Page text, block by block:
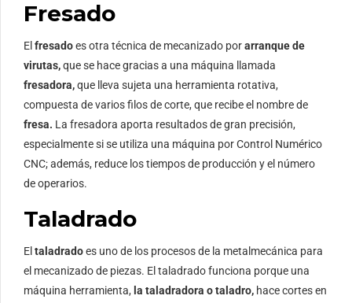
Fresado
El fresadoes otra técnica de mecanizado porarranque de
virutas,que se hace gracias a una máquina llamada
fresadora,que lleva sujeta una herramienta rotativa,
compuesta de varios filos de corte, que recibe el nombre de
fresa. La fresadora aporta resultados de gran precisión,
especialmente si se utiliza una máquina por Control Numérico
CNC; además, reduce los tiempos de producción y el número
de operarios.
Taladrado
El taladradoes uno de los procesos de la metalmecánica para
el mecanizado de piezas. El taladrado funciona porque una
máquina herramienta, la taladradora o taladro, hace cortes en